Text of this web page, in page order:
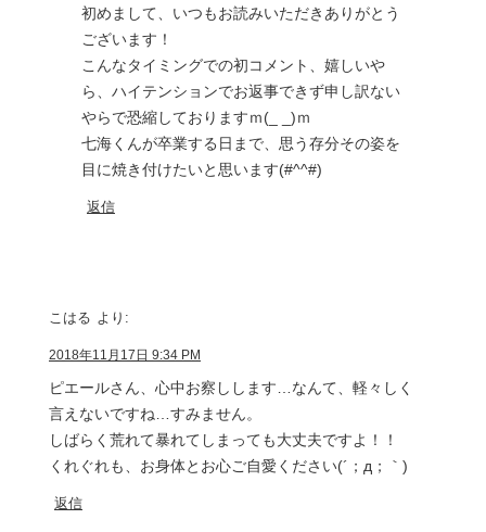
初めまして、いつもお読みいただきありがとう
ございます！
こんなタイミングでの初コメント、嬉しいや
ら、ハイテンションでお返事できず申し訳ない
やらで恐縮しておりますｍ(_ _)ｍ
七海くんが卒業する日まで、思う存分その姿を
目に焼き付けたいと思います(#^^#)
返信
こはる より:
2018年11月17日 9:34 PM
ピエールさん、心中お察しします…なんて、軽々しく
言えないですね…すみません。
しばらく荒れて暴れてしまっても大丈夫ですよ！！
くれぐれも、お身体とお心ご自愛ください(´；д；｀)
返信